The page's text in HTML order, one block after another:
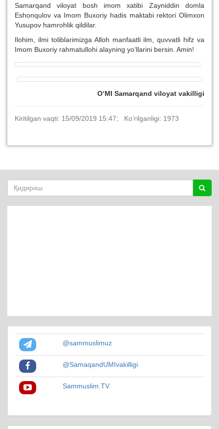
Samarqand viloyat bosh imom xatibi Zayniddin domla
Eshonqulov va Imom Buxoriy hadis maktabi rektori Olimxon
Yusupov hamrohlik qildilar.
Ilohim, ilmi toliblarimizga Alloh manfaatli ilm, quvvatli hifz va
Imom Buxoriy rahmatullohi alayning yo‘llarini bersin. Amin!
O‘MI Samarqand viloyat vakilligi
Kiritilgan vaqti: 15/09/2019 15:47; Ko‘rilganligi: 1973
@sammuslimuz
@SamaqandUMIvakilligi
Sammuslim.TV